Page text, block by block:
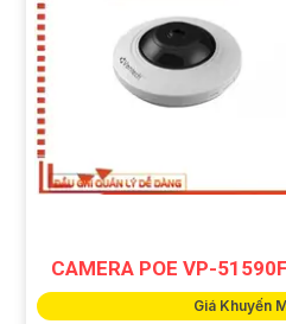
CAMERA POE VP-
Giá Khuyến